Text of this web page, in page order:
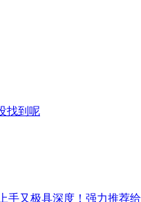
找到呢
又极具深度！强力推荐